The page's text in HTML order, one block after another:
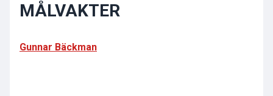
MÅLVAKTER
Gunnar Bäckman